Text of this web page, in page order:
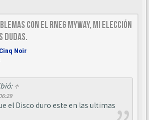
con el RNEG MyWAY, mi elección
dudas.
Noir
↑
el Disco duro este en las ultimas